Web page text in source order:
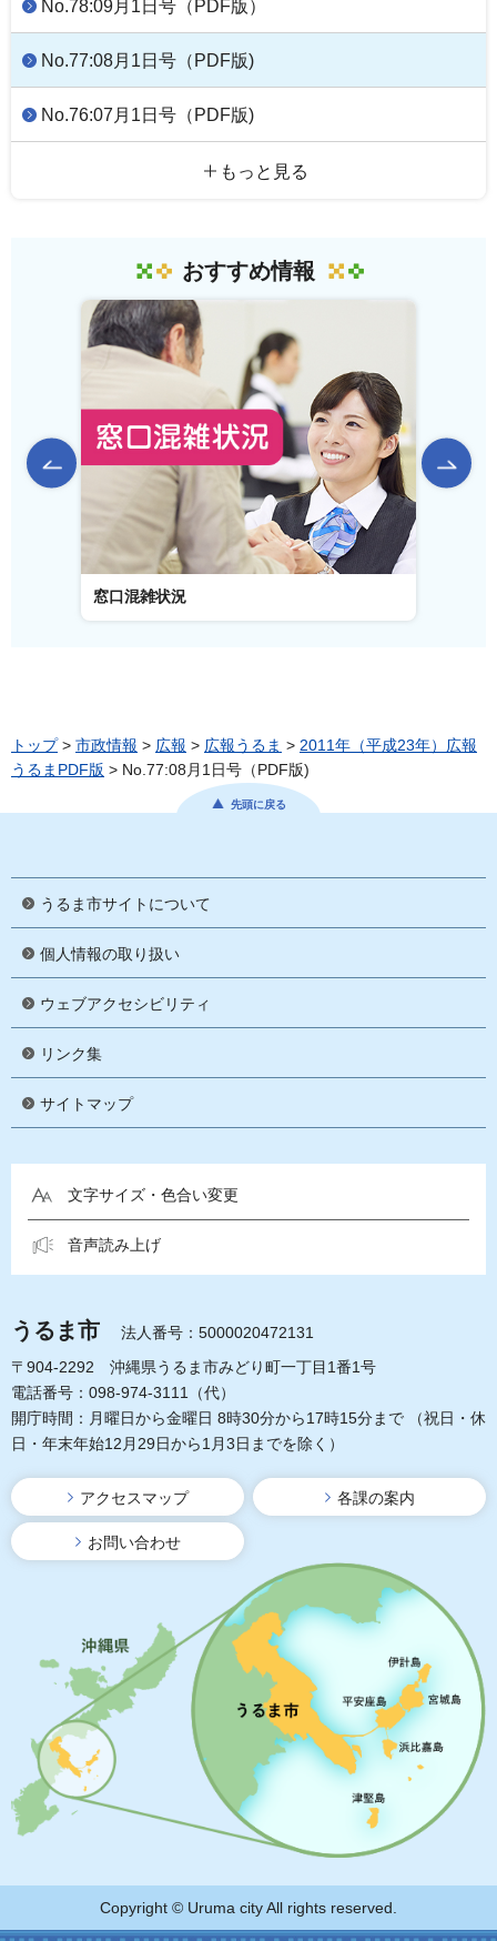
No.78:09月1日号（PDF版）
No.77:08月1日号（PDF版)
No.76:07月1日号（PDF版)
もっと見る
おすすめ情報
前のスライドを表示
窓口混雑状況
トップ> 市政情報 > 広報 > 広報うるま > 2011年（平成23年）広報
うるまPDF版 > No.77:08月1日号（PDF版)
先頭に戻る
うるま市サイトについて
個人情報の取り扱い
ウェブアクセシビリティ
リンク集
サイトマップ
文字サイズ・色合い変更
音声読み上げ
うるま市
法人番号：5000020472131
〒904-2292 沖縄県うるま市みどり町一丁目1番1号
電話番号：098-974-3111（代）
開庁時間：月曜日から金曜日 8時30分から17時15分まで
（祝日・休
日・年末年始12月29日から1月3日までを除く）
アクセスマップ 各課の案内
お問い合わせ
Copyright © Uruma city All rights reserved.